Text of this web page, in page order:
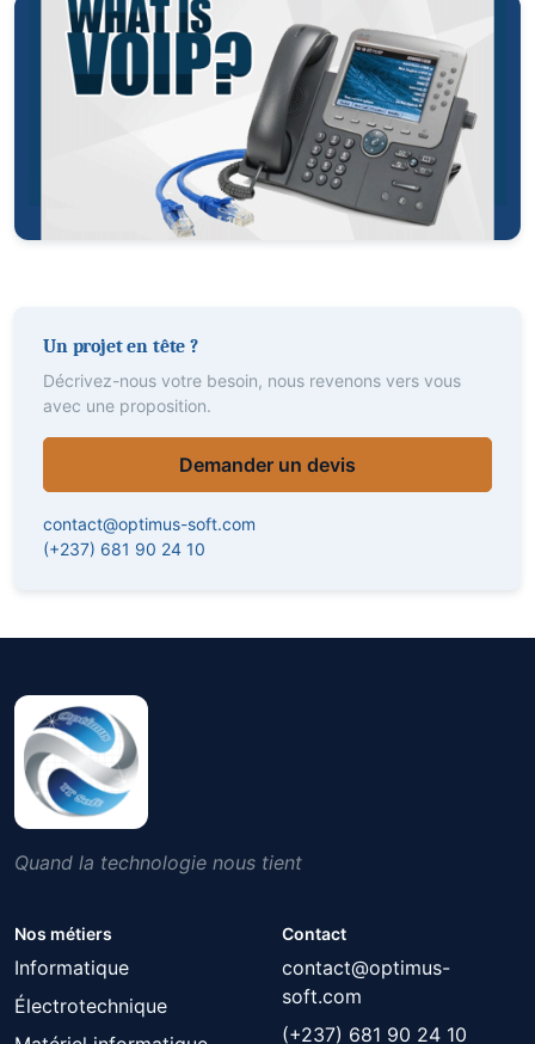
Un projet en tête ?
Décrivez-nous votre besoin, nous revenons vers vous
avec une proposition.
Demander un devis
contact@optimus-soft.com
(+237) 681 90 24 10
Quand la technologie nous tient
Nos métiers
Informatique
Électrotechnique
Contact
contact@optimus-
soft.com
(+237) 681 90 24 10